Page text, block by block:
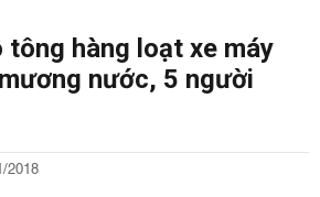
tông hàng loạt xe máy
nước, 5 người
2018